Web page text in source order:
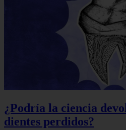
¿Podría la ciencia
dientes perdidos?